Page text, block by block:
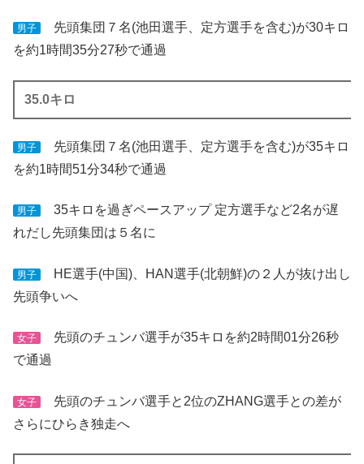
男子
先頭集団７名(池田選手、定方選手を含む)が30キロ
を約1時間35分27秒で通過
35.0キロ
男子
先頭集団７名(池田選手、定方選手を含む)が35キロ
を約1時間51分34秒で通過
男子
35キロを過ぎペースアップ 定方選手など2名が遅
れだし先頭集団は５名に
男子
HE選手(中国)、HAN選手(北朝鮮)の２人が抜け出し
先頭争いへ
女子
先頭のチュンバ選手が35キロを約2時間01分26秒
で通過
女子
先頭のチュンバ選手と2位のZHANG選手との差が
さらにひらき独走へ